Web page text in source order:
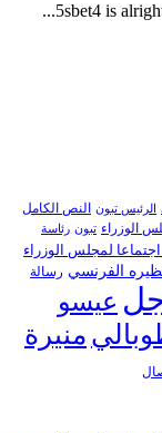
5sbet4 is
الرئيس تبون النص الكامل
الوزراء تبون رئاسة
لمجلس الوزراء
الفرنسي رسالة
عيسو
منيرة